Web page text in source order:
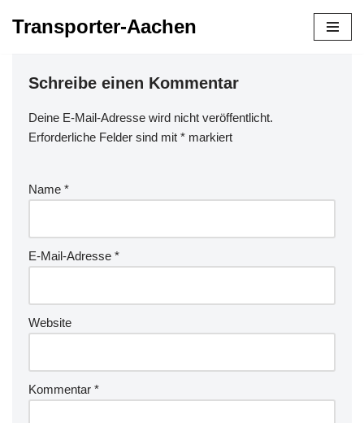
springen
Transporter-Aachen
Schreibe einen Kommentar
Deine E-Mail-Adresse wird nicht veröffentlicht.
Erforderliche Felder sind mit * markiert
Name *
E-Mail-Adresse *
Website
Kommentar *